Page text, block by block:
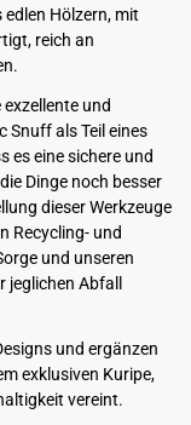
Hölzern, mit
reich an
exzellente und
Snuff als Teil eines
es eine sichere und
Dinge noch besser
dieser Werkzeuge
Recycling- und
und unseren
jeglichen Abfall
und ergänzen
exklusiven Kuripe,
vereint.